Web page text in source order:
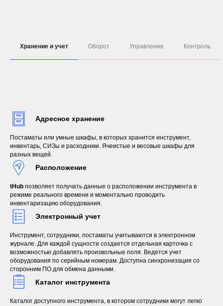
Хранение и учет Оборот Управление Контроль
Адресное хранение
Постаматы или умные шкафы, в которых хранится инструмент,
инвентарь, СИЗы и расходники. Ячеистые и весовые шкафы для
разных вещей.
Расположение
tHub позволяет получать данные о расположении инструмента в
режиме реального времени и моментально проводить
инвентаризацию оборудования.
Электронный учет
Инструмент, сотрудники, постаматы учитываются в электронном
журнале. Для каждой сущности создается отдельная карточка с
возможностью добавлять произвольные поля. Ведется учет
оборудования по серийным номерам. Доступна синхронизация со
сторонним ПО для обмена данными.
Каталог инструмента
Каталог доступного инструмента, в котором сотрудники могут легко